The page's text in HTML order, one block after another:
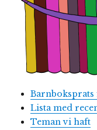
Lista med
Teman vi haft